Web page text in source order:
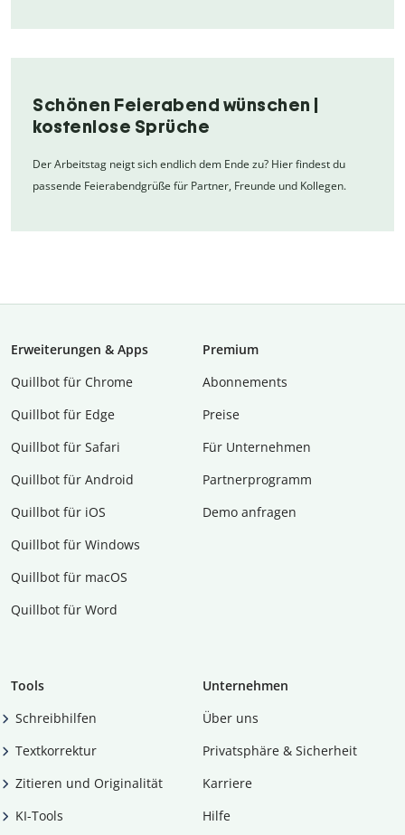
Schönen Feierabend wünschen |
kostenlose Sprüche
Der Arbeitstag neigt sich endlich dem Ende zu? Hier findest du
passende Feierabendgrüße für Partner, Freunde und Kollegen.
Erweiterungen & Apps
Quillbot für Chrome
Quillbot für Edge
Quillbot für Safari
Quillbot für Android
Quillbot für iOS
Quillbot für Windows
Quillbot für macOS
Quillbot für Word
Premium
Abon­ne­ments
Preise
Für Unternehmen
Partnerprogramm
Demo anfragen
Tools
Schreibhilfen
Textkorrektur
Zitieren und Originalität
KI-Tools
Unternehmen
Über uns
Privatsphäre & Sicherheit
Karriere
Hilfe